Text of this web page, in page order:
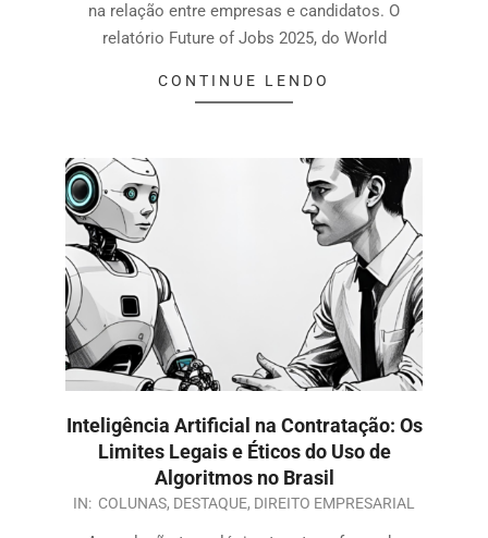
na relação entre empresas e candidatos. O
relatório Future of Jobs 2025, do World
CONTINUE LENDO
Inteligência Artificial na Contratação: Os
Limites Legais e Éticos do Uso de
Algoritmos no Brasil
IN: COLUNAS, DESTAQUE, DIREITO EMPRESARIAL